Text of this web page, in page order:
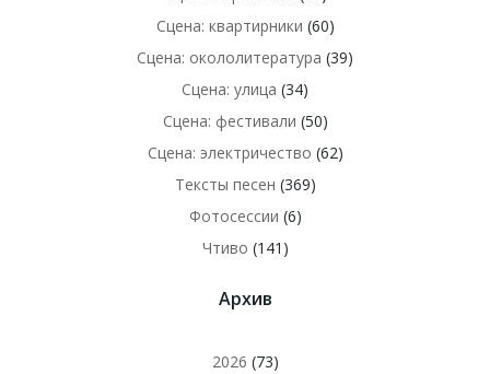
Сцена: квартирники (60)
Сцена: окололитература (39)
Сцена: улица (34)
Сцена: фестивали (50)
Сцена: электричество (62)
Тексты песен (369)
Фотосессии (6)
Чтиво (141)
Архив
2026 (73)